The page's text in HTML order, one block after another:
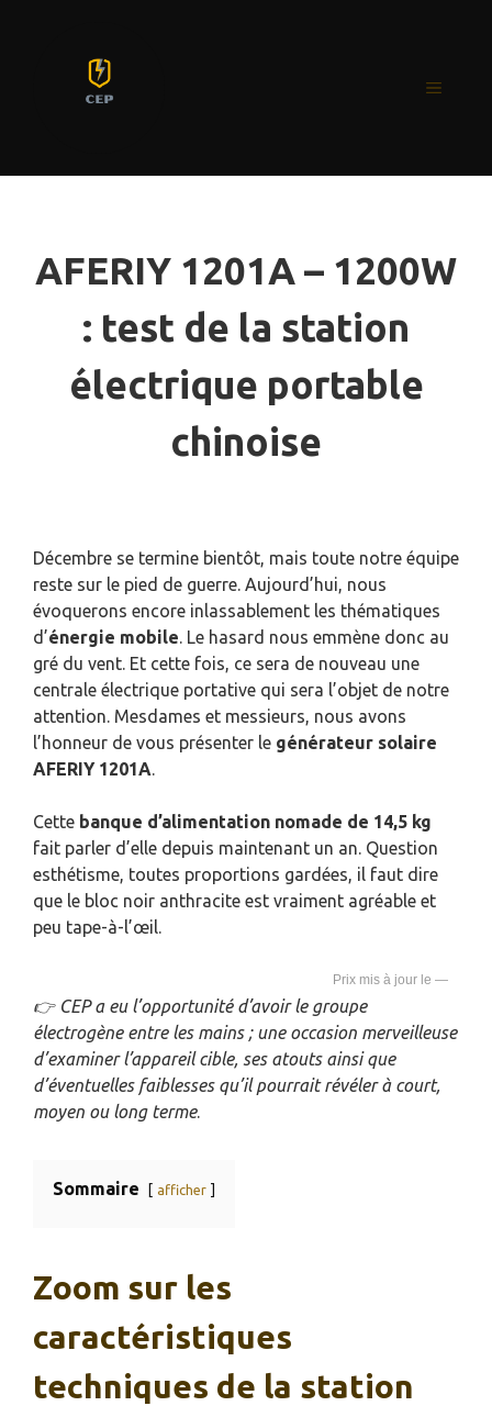
MENU
AFERIY 1201A – 1200W
: test de la station
électrique portable
chinoise
Décembre se termine bientôt, mais toute notre équipe
reste sur le pied de guerre. Aujourd’hui, nous
évoquerons encore inlassablement les thématiques
d’énergie mobile. Le hasard nous emmène donc au
gré du vent. Et cette fois, ce sera de nouveau une
centrale électrique portative qui sera l’objet de notre
attention. Mesdames et messieurs, nous avons
l’honneur de vous présenter le générateur solaire
AFERIY 1201A.
Cette banque d’alimentation nomade de 14,5 kg
fait parler d’elle depuis maintenant un an. Question
esthétisme, toutes proportions gardées, il faut dire
que le bloc noir anthracite est vraiment agréable et
peu tape-à-l’œil.
—
👉 CEP a eu l’opportunité d’avoir le groupe
électrogène entre les mains ; une occasion merveilleuse
d’examiner l’appareil cible, ses atouts ainsi que
d’éventuelles faiblesses qu’il pourrait révéler à court,
moyen ou long terme.
Sommaire afficher
Zoom sur les
caractéristiques
techniques de la station